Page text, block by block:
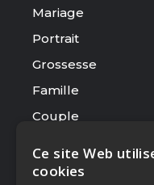
Mariage
Portrait
Grossesse
Famille
Couple
RESSOURCES
Ce site Web
cookies